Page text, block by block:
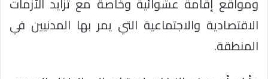
الاقتصادية والاجتماعية التي يمر بها المدنيين في
المنطقة.